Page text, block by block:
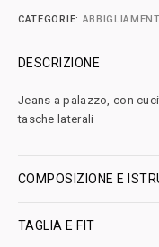
CATEGORIE:
DESCRIZIONE
Jeans a palazzo, con
tasche laterali
COMPOSIZIONE E
TAGLIA E FIT